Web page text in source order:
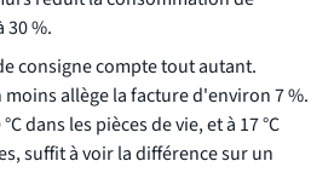
30 %.
consigne compte tout autant.
moins allège la facture d'environ 7 %.
dans les pièces de vie, et à 17 °C
suffit à voir la différence sur un